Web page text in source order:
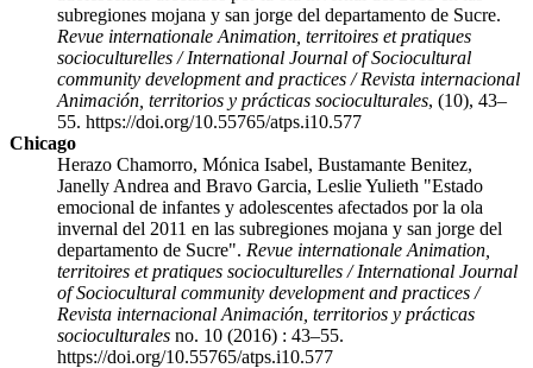
subregiones mojana y san jorge del departamento de Sucre.
Revue internationale Animation, territoires et pratiques
socioculturelles / International Journal of Sociocultural
community development and practices / Revista internacional
Animación, territorios y prácticas socioculturales, (10), 43–
55. https://doi.org/10.55765/atps.i10.577
Chicago
Herazo Chamorro, Mónica Isabel, Bustamante Benitez,
Janelly Andrea and Bravo Garcia, Leslie Yulieth "Estado
emocional de infantes y adolescentes afectados por la ola
invernal del 2011 en las subregiones mojana y san jorge del
departamento de Sucre". Revue internationale Animation,
territoires et pratiques socioculturelles / International Journal
of Sociocultural community development and practices /
Revista internacional Animación, territorios y prácticas
socioculturales no. 10 (2016) : 43–55.
https://doi.org/10.55765/atps.i10.577